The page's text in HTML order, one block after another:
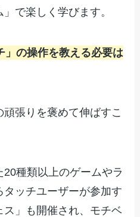
で楽しく学びます。
」の操作を教える必要は
張りを褒めて伸ばすこ
種類以上のゲームやラ
ッチユーザーが参加す
ス」も開催され、モチベ